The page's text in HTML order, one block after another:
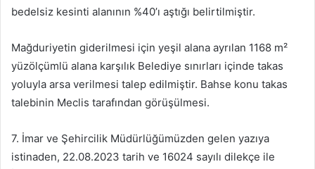
bedelsiz kesinti alanının %40’ı aştığı belirtilmiştir.
Mağduriyetin giderilmesi için yeşil alana ayrılan 1168 m²
yüzölçümlü alana karşılık Belediye sınırları içinde takas
yoluyla arsa verilmesi talep edilmiştir. Bahse konu takas
talebinin Meclis tarafından görüşülmesi.
7. İmar ve Şehircilik Müdürlüğümüzden gelen yazıya
istinaden, 22.08.2023 tarih ve 16024 sayılı dilekçe ile